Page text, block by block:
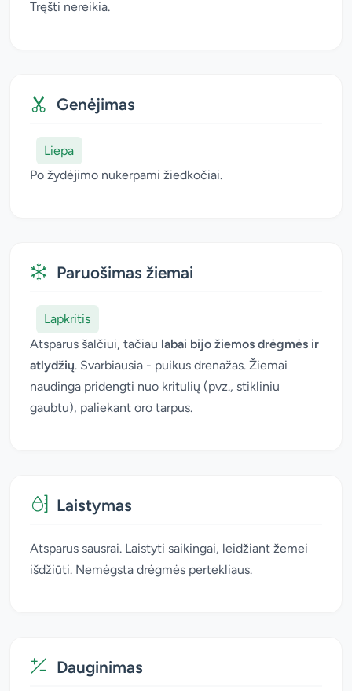
Tręšti nereikia.
Genėjimas
Liepa
Po žydėjimo nukerpami žiedkočiai.
Paruošimas žiemai
Lapkritis
Atsparus šalčiui, tačiau labai bijo žiemos drėgmės ir
atlydžių. Svarbiausia - puikus drenažas. Žiemai
naudinga pridengti nuo kritulių (pvz., stikliniu
gaubtu), paliekant oro tarpus.
Laistymas
Atsparus sausrai. Laistyti saikingai, leidžiant žemei
išdžiūti. Nemėgsta drėgmės pertekliaus.
Dauginimas